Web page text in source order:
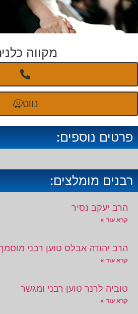
מקווה
נווט
פרטים נוספים:
רבנים מומלצים:
הרב יעקב נסיר
קרא עוד »
הרב יהודה אבלס טוען רבני
קרא עוד »
טוביה לרנר טוען רבני ומגשר
קרא עוד »